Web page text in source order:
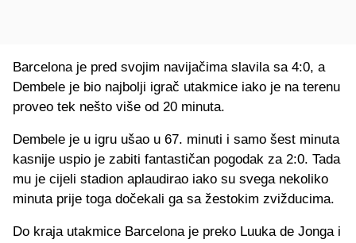
Barcelona je pred svojim navijačima slavila sa 4:0, a
Dembele je bio najbolji igrač utakmice iako je na terenu
proveo tek nešto više od 20 minuta.
Dembele je u igru ušao u 67. minuti i samo šest minuta
kasnije uspio je zabiti fantastičan pogodak za 2:0. Tada
mu je cijeli stadion aplaudirao iako su svega nekoliko
minuta prije toga dočekali ga sa žestokim zvižducima.
Do kraja utakmice Barcelona je preko Luuka de Jonga i